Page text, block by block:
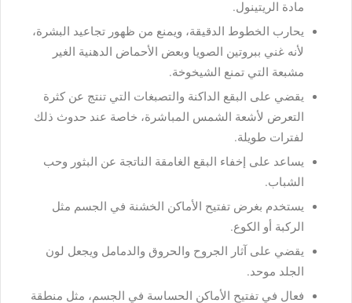
مادة الريتينول.
يحارب الخطوط الدقيقة، ويمنع من ظهور تجاعيد البشرة،
لأنه غني ببروتين الصويا وبعض الأحماض الدهنية الغير
مشبعة التي تمنع الشيخوخة.
يقضي على البقع الداكنة والتصبغات التي تنتج عن كثرة
التعرض لأشعة الشمس المباشرة، خاصة عند حدوث ذلك
لفترات طويلة.
يساعد على إخفاء البقع الغامقة الناتجة عن البثور وحب
الشباب.
يستخدم بغرض تفتيح الأماكن الخشنة في الجسم مثل
الركبة أو الكوع.
يقضي على آثار الجروح والحروق والدمامل ويجعل لون
الجلد موحد.
فعال في تفتيح الأماكن الحساسة في الجسم، مثل منطقة